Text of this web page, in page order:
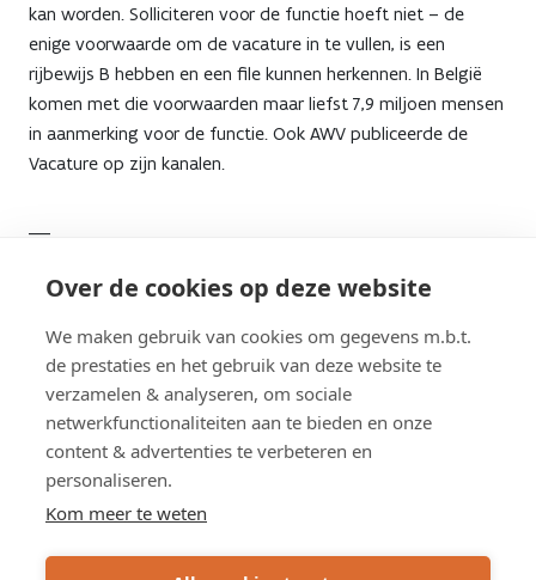
Over de cookies op deze website
We maken gebruik van cookies om gegevens m.b.t.
de prestaties en het gebruik van deze website te
verzamelen & analyseren, om sociale
netwerkfunctionaliteiten aan te bieden en onze
content & advertenties te verbeteren en
personaliseren.
Kom meer te weten
kan worden. Solliciteren voor de functie hoeft niet – de
enige voorwaarde om de vacature in te vullen, is een
rijbewijs B hebben en een file kunnen herkennen. In België
komen met die voorwaarden maar liefst 7,9 miljoen mensen
in aanmerking voor de functie. Ook AWV publiceerde de
Vacature op zijn kanalen.
___
* Al België waren er op 3 januari 2026 7.889.962 personen
categorie B (Bron: FOD Mobiliteit en Vervoer)